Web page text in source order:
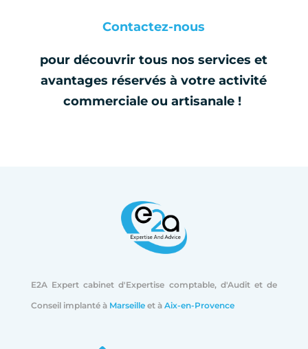
Contactez-nous
pour découvrir tous nos services et
avantages réservés à votre activité
commerciale ou artisanale !
E2A Expert cabinet d'Expertise comptable, d'Audit et de
Conseil implanté à Marseilleet à Aix-en-Provence